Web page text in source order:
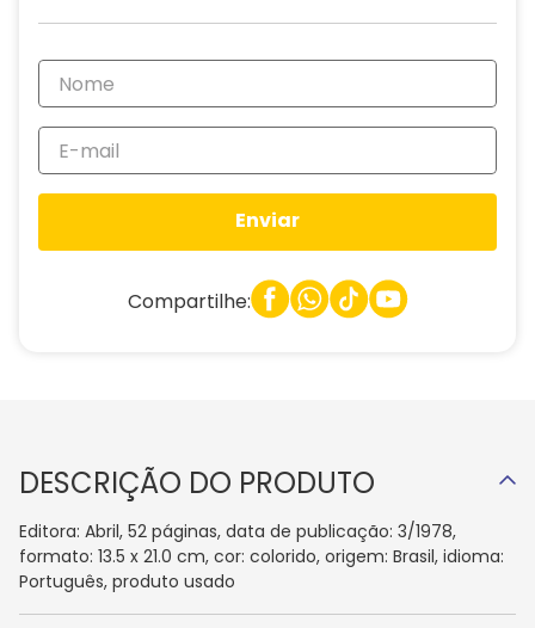
Enviar
Compartilhe:
DESCRIÇÃO DO PRODUTO
Editora: Abril, 52 páginas, data de publicação: 3/1978,
formato: 13.5 x 21.0 cm, cor: colorido, origem: Brasil, idioma:
Português, produto usado